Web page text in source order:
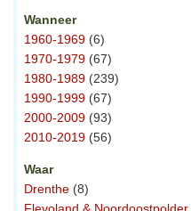
Wanneer
1960-1969 (6)
1970-1979 (67)
1980-1989 (239)
1990-1999 (67)
2000-2009 (93)
2010-2019 (56)
Waar
Drenthe (8)
Flevoland & Noordoostpolder